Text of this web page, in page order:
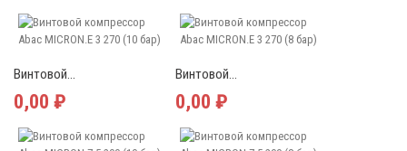
Винтовой...
0,00 ₽
Винтовой...
0,00 ₽